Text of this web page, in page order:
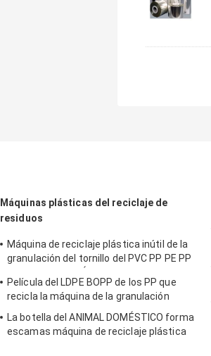
Máquinas plásticas del reciclaje de
residuos
Máquina de reciclaje plástica inútil de la
granulación del tornillo del PVC PP PE PP
machine1500kg h sola
Película del LDPE BOPP de los PP que
recicla la máquina de la granulación
La botella del ANIMAL DOMÉSTICO forma
escamas máquina de reciclaje plástica